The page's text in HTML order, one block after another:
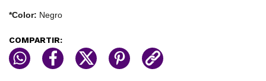
*Color: Negro
COMPARTIR: